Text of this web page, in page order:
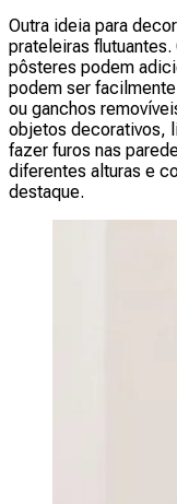
Outra ideia para
prateleiras
pôsteres podem
podem ser
ou ganchos
objetos decorativos,
fazer furos nas
diferentes alturas e
destaque.